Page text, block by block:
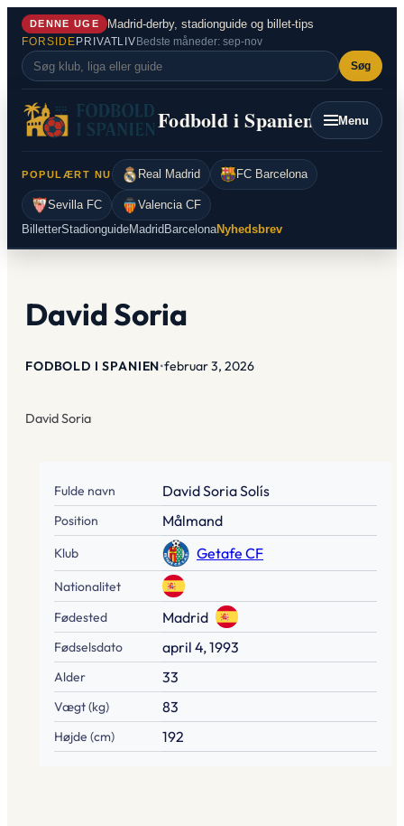
Spring
indhold
DENNE UGE Madrid-derby, stadionguide og billet-tips
FORSIDE PRIVATLIV Bedste måneder: sep-nov
Søg
Fodbold i Spanien Menu
POPULÆRT NU Real Madrid FC Barcelona
Sevilla FC
Valencia CF
BilletterStadionguideMadrid BarcelonaNyhedsbrev
David Soria
FODBOLD I SPANIEN•februar 3, 2026
David Soria
Fulde navn David Soria Solís
Position Målmand
Klub Getafe CF
Nationalitet
Fødested
Madrid
Fødselsdato april 4, 1993
Alder 33
Vægt (kg) 83
Højde (cm) 192